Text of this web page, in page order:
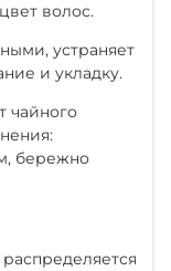
волос.
устраняет
и укладку.
чайного
бережно